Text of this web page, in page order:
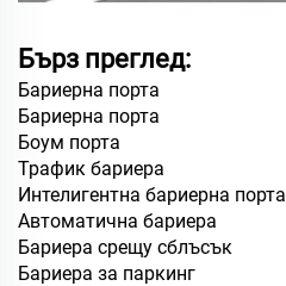
Бърз преглед:
Бариерна порта
Бариерна порта
Боум порта
Трафик бариера
Интелигентна бариерна порта
Автоматична бариера
Бариера срещу сблъсък
Бариера за паркинг